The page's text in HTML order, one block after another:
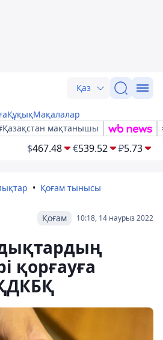
Қаз
ҚұқықМақалалар
мақтанышы
$467.48 €539.52 ₽5.73
Қоғам тынысы
10:18, 14 наурыз 2022
Қоғам
қорғауға